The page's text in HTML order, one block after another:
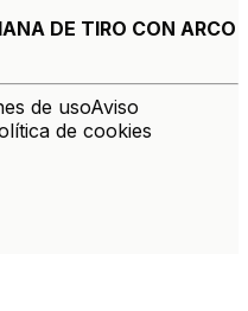
DE TIRO CON ARCO
de usoAviso
de cookies